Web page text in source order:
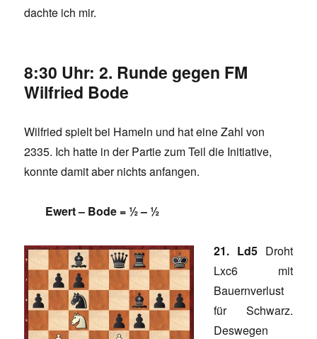
dachte ich mir.
8:30 Uhr: 2. Runde gegen FM
Wilfried Bode
Wilfried spielt bei Hameln und hat eine Zahl von
2335. Ich hatte in der Partie zum Teil die Initiative,
konnte damit aber nichts anfangen.
Ewert – Bode = ½ – ½
21. Ld5 Droht
Lxc6 mit
Bauernverlust
für Schwarz.
Deswegen